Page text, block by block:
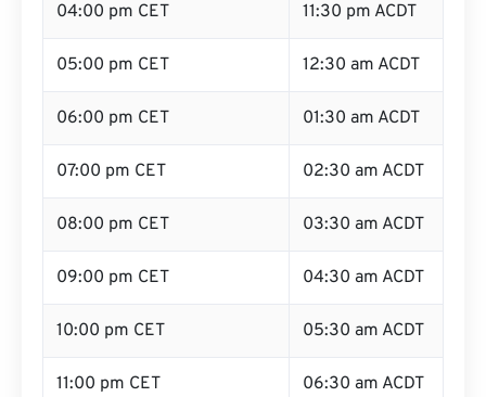
04:00 pm CET 11:30 pm ACDT
05:00 pm CET 12:30 am ACDT
06:00 pm CET 01:30 am ACDT
07:00 pm CET 02:30 am ACDT
08:00 pm CET 03:30 am ACDT
09:00 pm CET 04:30 am ACDT
10:00 pm CET 05:30 am ACDT
11:00 pm CET 06:30 am ACDT